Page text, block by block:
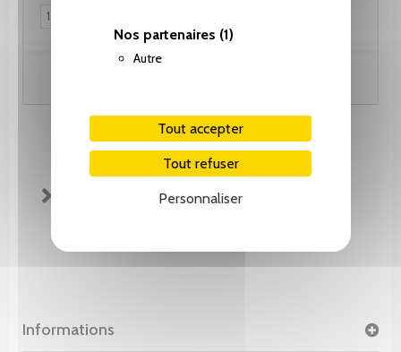
Nos partenaires (1)
Autre
Tout accepter
Tout refuser
Personnaliser
FICHE TECHNIQUE
Informations